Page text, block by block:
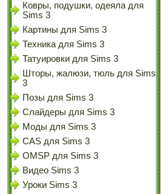
Ковры, подушки, одеяла для
Sims 3
Картины для Sims 3
Техника для Sims 3
Татуировки для Sims 3
Шторы, жалюзи, тюль для Sims
3
Позы для Sims 3
Слайдеры для Sims 3
Моды для Sims 3
CAS для Sims 3
OMSP для Sims 3
Видео Sims 3
Уроки Sims 3